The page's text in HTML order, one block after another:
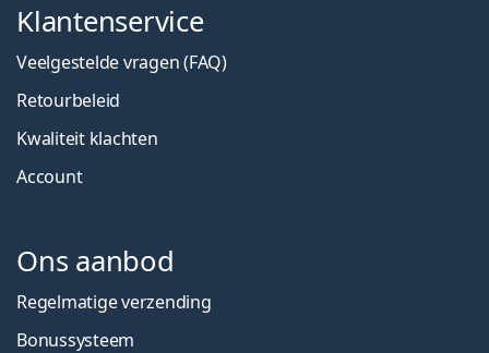
Klantenservice
Veelgestelde vragen (FAQ)
Retourbeleid
Kwaliteit klachten
Account
Ons aanbod
Regelmatige verzending
Bonussysteem